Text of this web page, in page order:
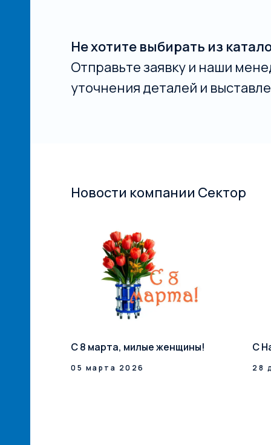
Не хотите выбирать из
Отправьте заявку и наши
уточнения деталей и
Новости компании Сектор
С 8 марта, милые женщины!
05 марта 2026
С
28